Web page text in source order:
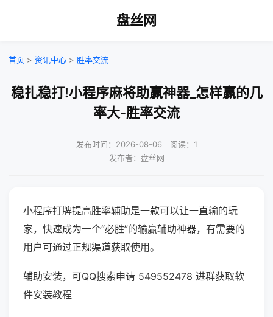
盘丝网
首页 > 资讯中心 > 胜率交流
稳扎稳打!小程序麻将助赢神器_怎样赢的几
率大-胜率交流
发布时间：2026-08-06｜阅读：1
发布者：盘丝网
小程序打牌提高胜率辅助是一款可以让一直输的玩
家，快速成为一个“必胜”的输赢辅助神器，有需要的
用户可通过正规渠道获取使用。
辅助安装，可QQ搜索申请 549552478 进群获取软
件安装教程